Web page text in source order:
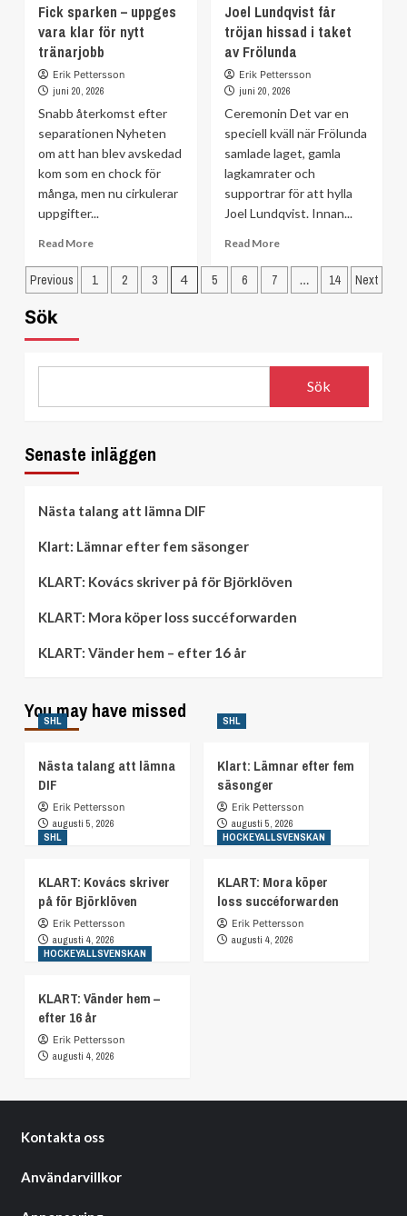
nytt
kontrakt
–
under
Stanley
Cup-
paraden
Senaste
nytt
om
kan
bli
kvar
i
Bruins
Fick sparken – uppges
vara klar för nytt
tränarjobb
Erik Pettersson
juni 20, 2026
Snabb återkomst efter
separationen Nyheten
om att han blev avskedad
kom som en chock för
många, men nu cirkulerar
uppgifter...
Read MoreRead
about
Fick
Joel Lundqvist får
tröjan hissad i taket
av Frölunda
Erik Pettersson
juni 20, 2026
Ceremonin Det var en
speciell kväll när Frölunda
samlade laget, gamla
lagkamrater och
supportrar för att hylla
Joel Lundqvist. Innan...
Read MoreRead
Joel
Sidnumrering
Previous 1 2 3 4 5 6 7 … 14 Next
Sök
Sök
Senaste inläggen
Nästa talang att lämna DIF
Klart: Lämnar efter fem säsonger
KLART: Kovács skriver på för Björklöven
KLART: Mora köper loss succéforwarden
KLART: Vänder hem – efter 16 år
You may have missed
SHL
Nästa talang att lämna
DIF
Erik Pettersson
augusti 5, 2026
SHL
Klart: Lämnar efter fem
säsonger
Erik Pettersson
augusti 5, 2026
SHL
KLART: Kovács skriver
på för Björklöven
Erik Pettersson
augusti 4, 2026
HOCKEYALLSVENSKAN
KLART: Mora köper
loss succéforwarden
Erik Pettersson
augusti 4, 2026
HOCKEYALLSVENSKAN
KLART: Vänder hem –
efter 16 år
Erik Pettersson
augusti 4, 2026
Kontakta oss
Användarvillkor